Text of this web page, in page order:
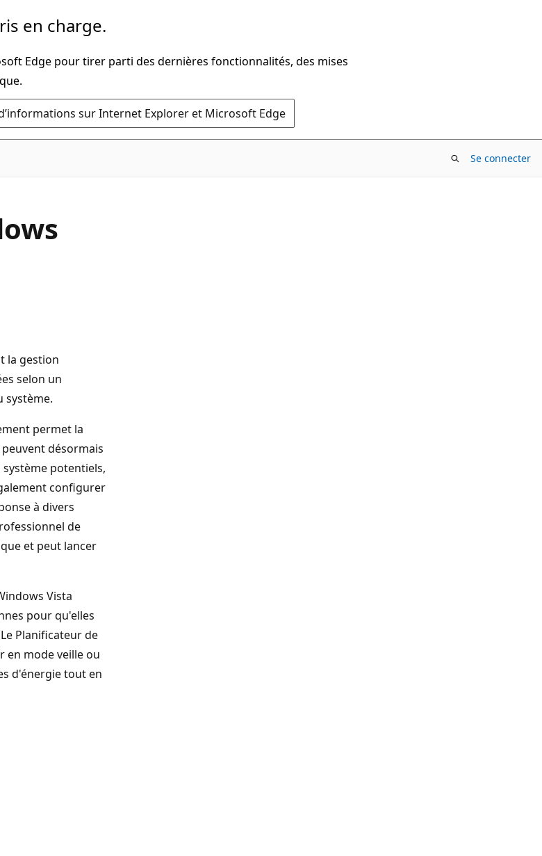
en charge.
Edge pour tirer parti des dernières fonctionnalités, des mises
sur Internet Explorer et Microsoft Edge
Se connecter
la gestion
selon un
système.
permet la
désormais
potentiels,
configurer
à divers
de
et peut lancer
Vista
pour qu'elles
Planificateur de
en mode veille ou
d'énergie tout en